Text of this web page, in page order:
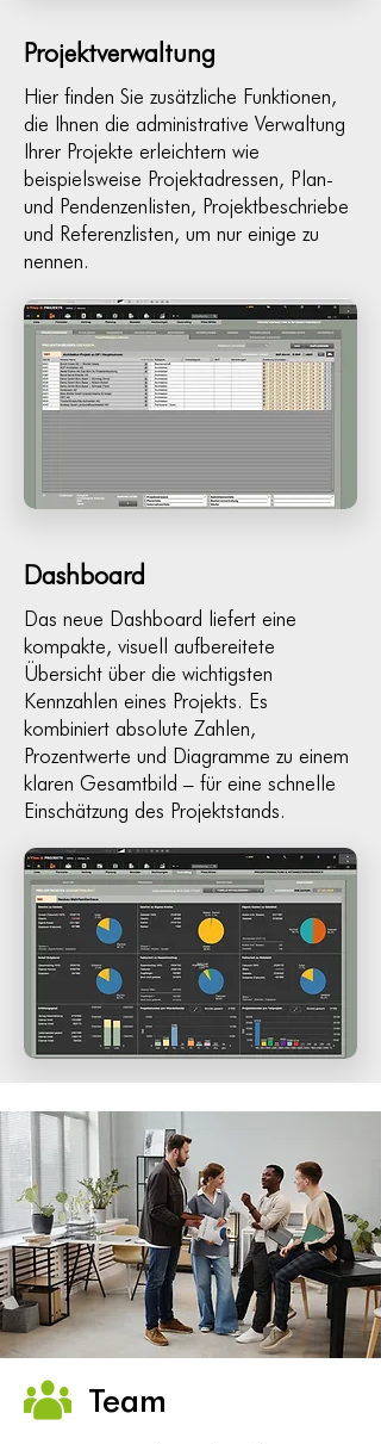
Projektverwaltung
Hier finden Sie zusätzliche Funktionen,
die Ihnen die administrative Verwaltung
Ihrer Projekte erleichtern wie
beispielsweise Projektadressen, Plan-
und Pendenzenlisten, Projektbeschriebe
und Referenzlisten, um nur einige zu
nennen.
Dashboard
Das neue Dashboard liefert eine
kompakte, visuell aufbereitete
Übersicht über die wichtigsten
Kennzahlen eines Projekts. Es
kombiniert absolute Zahlen,
Prozentwerte und Diagramme zu einem
klaren Gesamtbild – für eine schnelle
Einschätzung des Projektstands.
Team